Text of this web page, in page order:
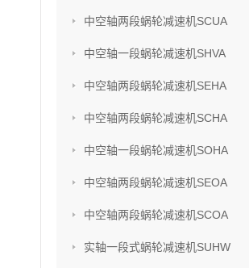
中空轴两段蜗轮减速机SCUA
中空轴一段蜗轮减速机SHVA
中空轴两段蜗轮减速机SEHA
中空轴两段蜗轮减速机SCHA
中空轴一段蜗轮减速机SOHA
中空轴两段蜗轮减速机SEOA
中空轴两段蜗轮减速机SCOA
实轴一段式蜗轮减速机SUHW